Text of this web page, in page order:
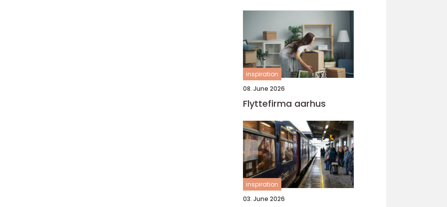
løsning
inspiration
08. June 2026
Flyttefirma aarhus
inspiration
03. June 2026